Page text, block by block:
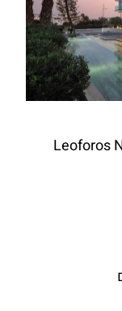
Leoforos